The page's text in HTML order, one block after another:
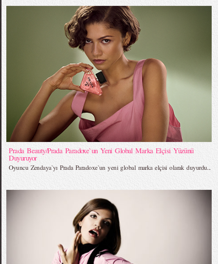
Prada Beauty/Prada Paradoxe`un Yeni Global Marka Elçisi Yüzünü
Duyuruyor
Oyuncu Zendaya`yı Prada Paradoxe`un yeni global marka elçisi olarak duyurdu...